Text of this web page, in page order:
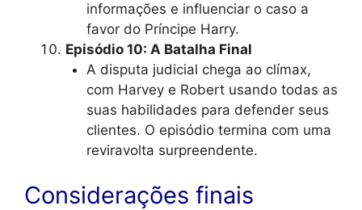
informações e influenciar o caso a
favor do Príncipe Harry.
Episódio 10: A Batalha Final
A disputa judicial chega ao clímax,
com Harvey e Robert usando todas as
suas habilidades para defender seus
clientes. O episódio termina com uma
reviravolta surpreendente.
Considerações finais